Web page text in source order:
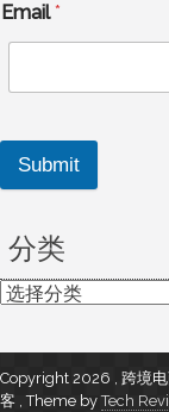
Email*
Submit
分类
分
Copyright 2026 , 跨境
客 ,Theme byTech